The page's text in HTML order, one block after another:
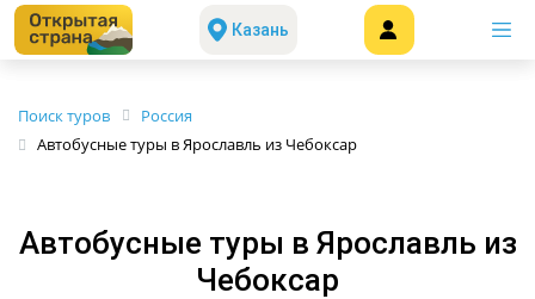
Казань
Поиск туров
Россия
Автобусные туры в Ярославль из Чебоксар
Автобусные туры в Ярославль из
Чебоксар